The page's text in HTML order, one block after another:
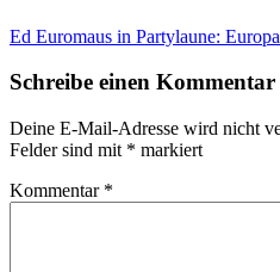
Ed Euromaus in Partylaune:
Schreibe einen Kommentar
Deine E-Mail-Adresse wird nicht
Felder sind mit * markiert
Kommentar *